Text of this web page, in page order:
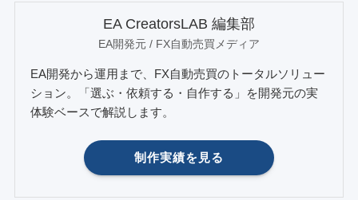
EA CreatorsLAB 編集部
EA開発元 / FX自動売買メディア
EA開発から運用まで、FX自動売買のトータルソリュー
ション。「選ぶ・依頼する・自作する」を開発元の実
体験ベースで解説します。
制作実績を見る